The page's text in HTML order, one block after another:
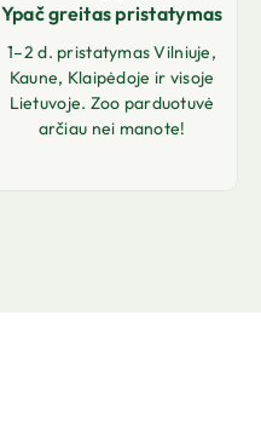
Ypač greitas pristatymas
1–2 d. pristatymas Vilniuje,
Kaune, Klaipėdoje ir visoje
Lietuvoje. Zoo parduotuvė
arčiau nei manote!